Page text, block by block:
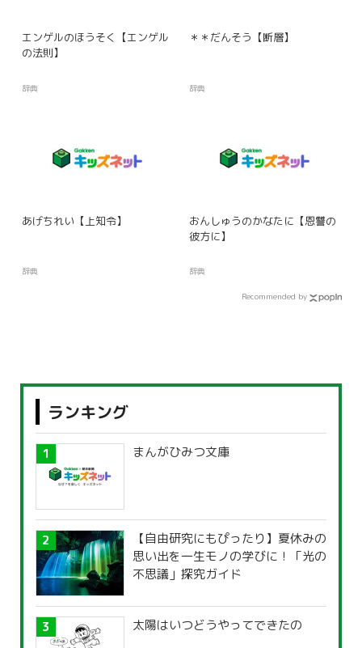
エンゲルのほうそく【エンゲル
の法則】
辞典
＊＊だんそう【断層】
辞典
あげちれい【上知令】
辞典
おんしゅうのかなたに【恩讐の
彼方に】
辞典
Recommended by
ランキング
まんがひみつ文庫
【自由研究にもぴったり】夏休みの
思い出を一生モノの学びに！「光の
不思議」探究ガイド
太陽はいつどうやってできたの